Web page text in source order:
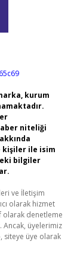
kurum
niteliği
kişiler ile isim
bilgiler
ve İletişim
olarak hizmet
olarak denetleme
Ancak, üyelerimiz
siteye üye olarak